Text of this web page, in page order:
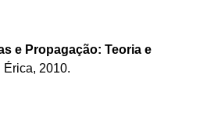
e Propagação: Teoria e
Érica, 2010.